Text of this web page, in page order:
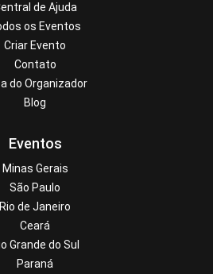
de Ajuda
os Eventos
Criar Evento
Contato
do Organizador
Blog
Eventos
Minas Gerais
São Paulo
Rio de Janeiro
Ceará
Grande do Sul
Paraná